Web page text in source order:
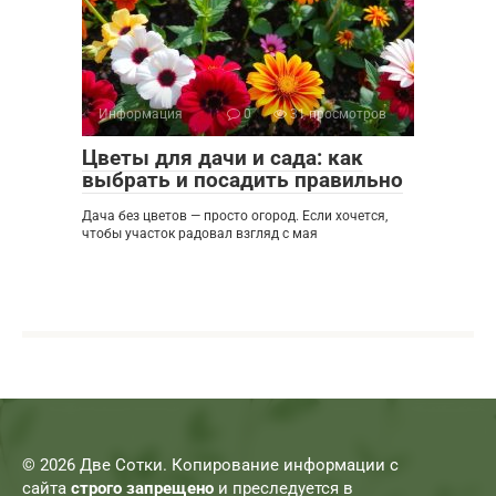
Информация 0 31 просмотров
Цветы для дачи и сада: как
выбрать и посадить правильно
Дача без цветов — просто огород. Если хочется,
чтобы участок радовал взгляд с мая
© 2026 Две Сотки. Копирование информации с
сайта строго запрещено и преследуется в